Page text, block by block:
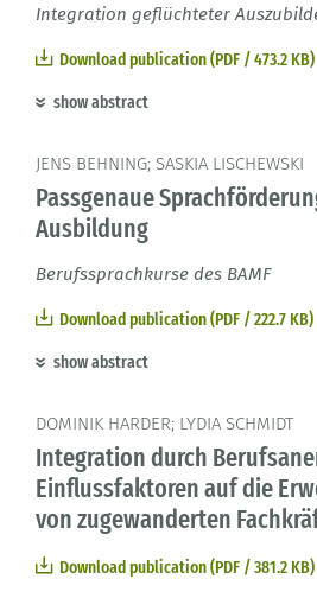
Integration geflüchteter
Download publication (PDF / 473.2 KB)
show abstract
JENS BEHNING; SASKIA LISCHEWSKI
Passgenaue
Ausbildung
Berufssprachkurse des BAMF
Download publication (PDF / 222.7 KB)
show abstract
DOMINIK HARDER; LYDIA SCHMIDT
Integration durch
Einflussfaktoren auf die
von zugewanderten
Download publication (PDF / 381.2 KB)